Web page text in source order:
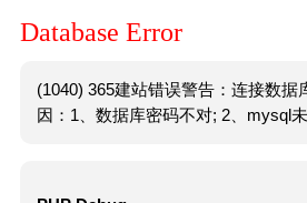
Database Error
(1040) 365建站错误警告：连接数据
因：1、数据库密码不对; 2、mysql未